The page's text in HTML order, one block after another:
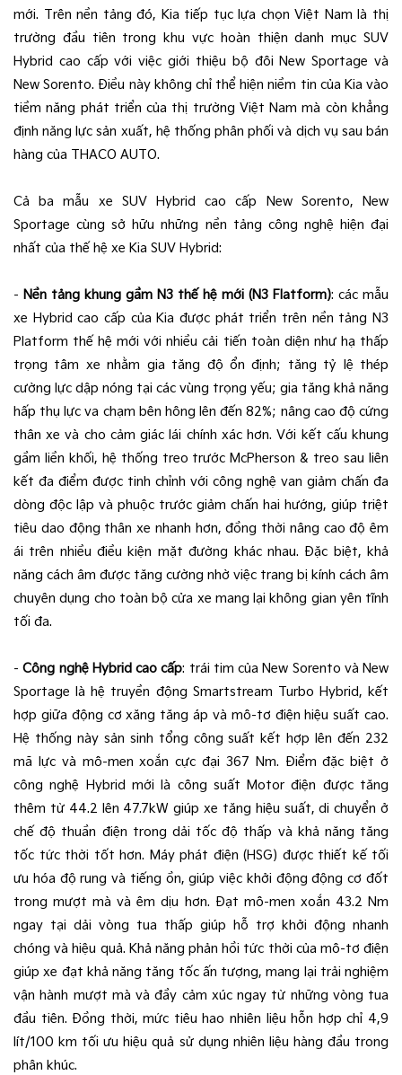
mới. Trên nền tảng đó, Kia tiếp tục lựa chọn Việt Nam là thị
trường đầu tiên trong khu vực hoàn thiện danh mục SUV
Hybrid cao cấp với việc giới thiệu bộ đôi New Sportage và
New Sorento. Điều này không chỉ thể hiện niềm tin của Kia vào
tiềm năng phát triển của thị trường Việt Nam mà còn khẳng
định năng lực sản xuất, hệ thống phân phối và dịch vụ sau bán
hàng của THACO AUTO.
Cả ba mẫu xe SUV Hybrid cao cấp New Sorento, New
Sportage cùng sở hữu những nền tảng công nghệ hiện đại
nhất của thế hệ xe Kia SUV Hybrid:
- Nền tảng khung gầm N3 thế hệ mới (N3 Flatform): các mẫu
xe Hybrid cao cấp của Kia được phát triển trên nền tảng N3
Platform thế hệ mới với nhiều cải tiến toàn diện như hạ thấp
trọng tâm xe nhằm gia tăng độ ổn định; tăng tỷ lệ thép
cường lực dập nóng tại các vùng trọng yếu; gia tăng khả năng
hấp thụ lực va chạm bên hông lên đến 82%; nâng cao độ cứng
thân xe và cho cảm giác lái chính xác hơn. Với kết cấu khung
gầm liền khối, hệ thống treo trước McPherson & treo sau liên
kết đa điểm được tinh chỉnh với công nghệ van giảm chấn đa
dòng độc lập và phuộc trước giảm chấn hai hướng, giúp triệt
tiêu dao động thân xe nhanh hơn, đồng thời nâng cao độ êm
ái trên nhiều điều kiện mặt đường khác nhau. Đặc biệt, khả
năng cách âm được tăng cường nhờ việc trang bị kính cách âm
chuyên dụng cho toàn bộ cửa xe mang lại không gian yên tĩnh
tối đa.
-Công nghệ Hybrid cao cấp: trái tim của New Sorento và New
Sportage là hệ truyền động Smartstream Turbo Hybrid, kết
hợp giữa động cơ xăng tăng áp và mô-tơ điện hiệu suất cao.
Hệ thống này sản sinh tổng công suất kết hợp lên đến 232
mã lực và mô-men xoắn cực đại 367 Nm. Điểm đặc biệt ở
công nghệ Hybrid mới là công suất Motor điện được tăng
thêm từ 44.2 lên 47.7kW giúp xe tăng hiệu suất, di chuyển ở
chế độ thuần điện trong dải tốc độ thấp và khả năng tăng
tốc tức thời tốt hơn. Máy phát điện (HSG) được thiết kế tối
ưu hóa độ rung và tiếng ồn, giúp việc khởi động động cơ đốt
trong mượt mà và êm dịu hơn. Đạt mô-men xoắn 43.2 Nm
ngay tại dải vòng tua thấp giúp hỗ trợ khởi động nhanh
chóng và hiệu quả. Khả năng phản hồi tức thời của mô-tơ điện
giúp xe đạt khả năng tăng tốc ấn tượng, mang lại trải nghiệm
vận hành mượt mà và đầy cảm xúc ngay từ những vòng tua
đầu tiên. Đồng thời, mức tiêu hao nhiên liệu hỗn hợp chỉ 4,9
lít/100 km tối ưu hiệu quả sử dụng nhiên liệu hàng đầu trong
phân khúc.